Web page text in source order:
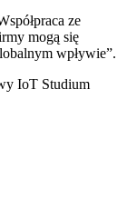
ze
mogą się
wpływie”.
IoT Studium